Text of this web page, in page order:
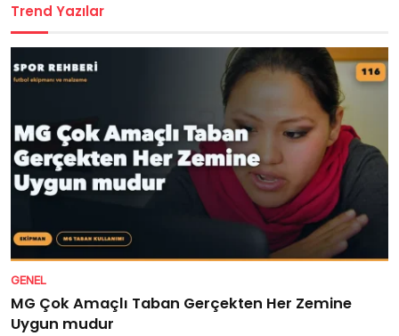
Trend Yazılar
GENEL
MG Çok Amaçlı Taban Gerçekten Her Zemine
Uygun mudur